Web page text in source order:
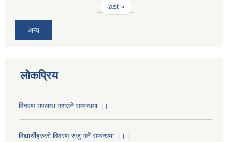
last »
अन्य
लोकप्रिय
विवरण उपलब्ध गराउने सम्बन्धमा ।।
विद्यार्थीहरुको विवरण रुजु गर्ने सम्बन्धमा ।।।